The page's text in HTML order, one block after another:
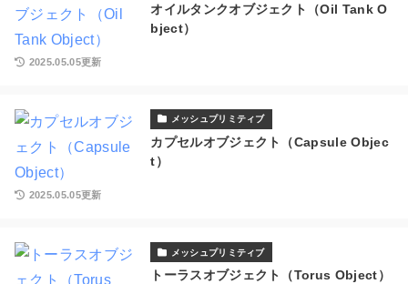
オイルタンクオブジェクト（Oil Tank O
bject）
2025.05.05更新
メッシュプリミティブ
カプセルオブジェクト（Capsule Objec
t）
2025.05.05更新
メッシュプリミティブ
トーラスオブジェクト（Torus Object）